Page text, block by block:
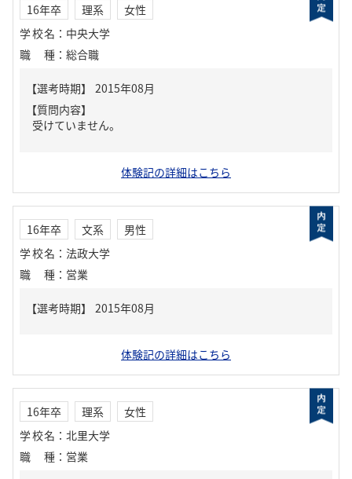
16年卒 理系
女性
学校名 ： 中央大学
職種 ： 総合職
【質問内容】
受けていません。
体験記の詳細はこちら
16年卒 文系
男性
学校名 ： 法政大学
職種 ： 営業
体験記の詳細はこちら
16年卒 理系
女性
学校名 ： 北里大学
職種 ： 営業